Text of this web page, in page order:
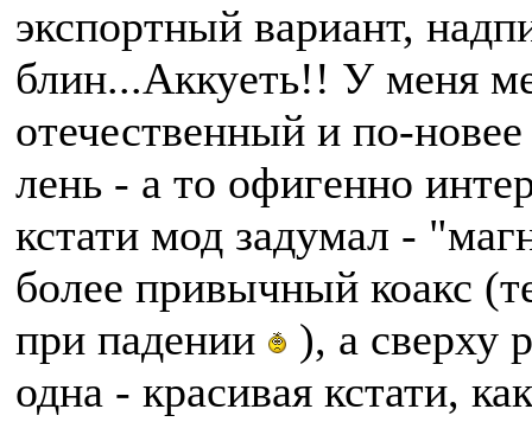
экспортный вариант,
блин...Аккуеть!! У меня
отечественный и по-
лень - а то офигенно
кстати мод задумал -
более привычный коакс
при падении
), а сверху
одна - красивая кстати,